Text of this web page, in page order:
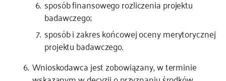
sposób finansowego rozliczenia projektu
badawczego;
sposób i zakres końcowej oceny merytorycznej
projektu badawczego.
Wnioskodawca jest zobowiązany, w terminie